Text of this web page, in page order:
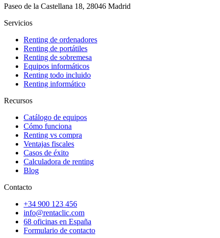
Paseo de la Castellana 18, 28046 Madrid
Servicios
Renting de ordenadores
Renting de portátiles
Renting de sobremesa
Equipos informáticos
Renting todo incluido
Renting informático
Recursos
Catálogo de equipos
Cómo funciona
Renting vs compra
Ventajas fiscales
Casos de éxito
Calculadora de renting
Blog
Contacto
+34 900 123 456
info@rentaclic.com
68 oficinas en España
Formulario de contacto